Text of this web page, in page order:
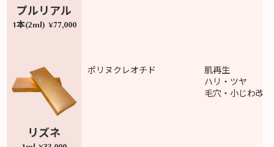
プルリアル
1本(2ml) ¥77,000
リズネ
ポリヌクレオチド
肌再生
ハリ・ツヤ
毛穴・小じわ改善